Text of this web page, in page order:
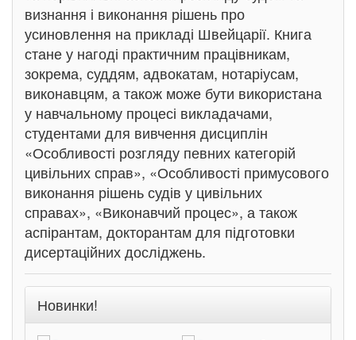
визнання і виконання рішень про
усиновлення на прикладі Швейцарії. Книга
стане у нагоді практичним працівникам,
зокрема, суддям, адвокатам, нотаріусам,
виконавцям, а також може бути використана
у навчальному процесі викладачами,
студентами для вивчення дисциплін
«Особливості розгляду певних категорій
цивільних справ», «Особливості примусового
виконання рішень судів у цивільних
справах», «Виконавчий процес», а також
аспірантам, докторантам для підготовки
дисертаційних досліджень.
Новинки!